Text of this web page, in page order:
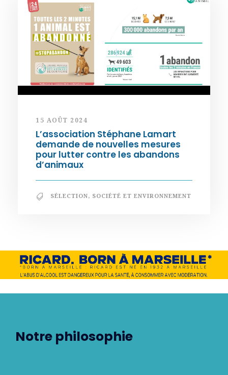
15 AOÛT 2024
L’association Stéphane Lamart
demande de nouvelles mesures
pour lutter contre les abandons
d’animaux
SÉLECTION, SOCIÉTÉ ET ENVIRONNEMENT
Notre philosophie